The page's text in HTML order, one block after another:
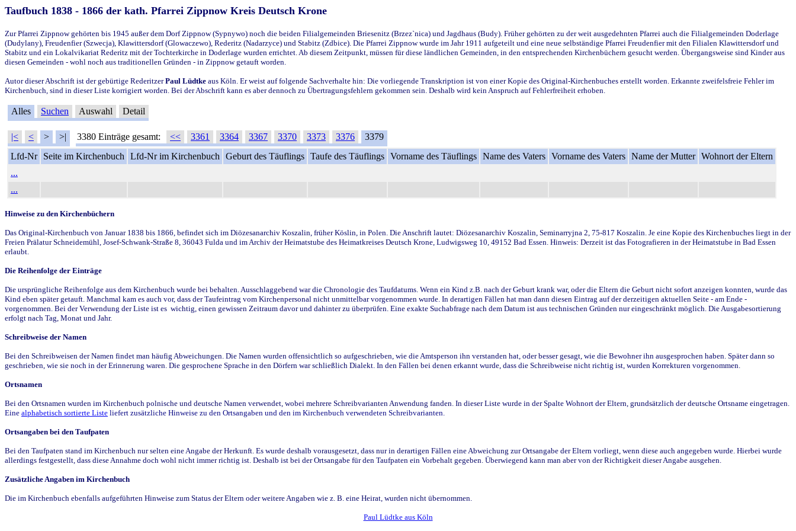
Taufbuch 1838 - 1866 der kath. Pfarrei Zippnow Kreis Deutsch Krone
Zur Pfarrei Zippnow gehörten bis 1945 außer dem Dorf Zippnow (Sypnywo) noch die beiden Filialgemeinden Briesenitz (Brzez`nica) und Jagdhaus (Budy). Früher gehörten zu der weit ausgedehnten Pfarrei auch die Filialgemeinden Doderlage
(Dudylany), Freudenfier (Szwecja), Klawittersdorf (Glowaczewo), Rederitz (Nadarzyce) und Stabitz (Zdbice). Die Pfarrei Zippnow wurde im Jahr 1911 aufgeteilt und eine neue selbständige Pfarrei Freudenfier mit den Filialen Klawittersdorf und
Stabitz und ein Lokalvikariat Rederitz mit der Tochterkirche in Doderlage wurden errichtet. Ab diesem Zeitpunkt, müssen für diese ländlichen Gemeinden, in den entsprechenden Kirchenbüchern gesucht werden. Übergangsweise sind Kinder aus
diesen Gemeinden - wohl noch aus traditionellen Gründen - in Zippnow getauft worden.
Autor dieser Abschrift ist der gebürtige RederitzerPaul Lüdtke aus Köln. Er weist auf folgende Sachverhalte hin: Die vorliegende Transkription ist von einer Kopie des Original-Kirchenbuches erstellt worden. Erkannte zweifelsfreie Fehler im
Kirchenbuch, sind in dieser Liste korrigiert worden. Bei der Abschrift kann es aber dennoch zu Übertragungsfehlern gekommen sein. Deshalb wird kein Anspruch auf Fehlerfreiheit erhoben.
Alles Suchen Auswahl Detail
|< < > >| 3380 Einträge gesamt: << 3361 3364 3367 3370 3373 3376
3379
Lfd-Nr
Seite im Kirchenbuch Lfd-Nr im Kirchenbuch Geburt des Täuflings Taufe des Täuflings Vorname des Täuflings Name des Vaters Vorname des Vaters Name der Mutter Wohnort der Eltern
...
...
Hinweise zu den Kirchenbüchern
Das Original-Kirchenbuch von Januar 1838 bis 1866, befindet sich im Diözesanarchiv Koszalin, früher Köslin, in Polen. Die Anschrift lautet: Diözesanarchiv Koszalin, Seminarryjna 2, 75-817 Koszalin. Je eine Kopie des Kirchenbuches liegt in der
Freien Prälatur Schneidemühl, Josef-Schwank-Straße 8, 36043 Fulda und im Archiv der Heimatstube des Heimatkreises Deutsch Krone, Ludwigsweg 10, 49152 Bad Essen. Hinweis: Derzeit ist das Fotografieren in der Heimatstube in Bad Essen
erlaubt.
Die Reihenfolge der Einträge
Die ursprüngliche Reihenfolge aus dem Kirchenbuch wurde bei behalten. Ausschlaggebend war die Chronologie des Taufdatums. Wenn ein Kind z.B. nach der Geburt krank war, oder die Eltern die Geburt nicht sofort anzeigen konnten, wurde das
Kind eben später getauft. Manchmal kam es auch vor, dass der Taufeintrag vom Kirchenpersonal nicht unmittelbar vorgenommen wurde. In derartigen Fällen hat man dann diesen Eintrag auf der derzeitigen aktuellen Seite - am Ende -
vorgenommen. Bei der Verwendung der Liste ist es wichtig, einen gewissen Zeitraum davor und dahinter zu überprüfen. Eine exakte Suchabfrage nach dem Datum ist aus technischen Gründen nur eingeschränkt möglich. Die Ausgabesortierung
erfolgt nach Tag, Monat und Jahr.
Schreibweise der Namen
Bei den Schreibweisen der Namen findet man häufig Abweichungen. Die Namen wurden offensichtlich so aufgeschrieben, wie die Amtsperson ihn verstanden hat, oder besser gesagt, wie die Bewohner ihn ausgesprochen haben. Später dann so
geschrieben, wie sie noch in der Erinnerung waren. Die gesprochene Sprache in den Dörfern war schließlich Dialekt. In den Fällen bei denen erkannt wurde, dass die Schreibweise nicht richtig ist, wurden Korrekturen vorgenommen.
Ortsnamen
Bei den Ortsnamen wurden im Kirchenbuch polnische und deutsche Namen verwendet, wobei mehrere Schreibvarianten Anwendung fanden. In dieser Liste wurde in der Spalte Wohnort der Eltern, grundsätzlich der deutsche Ortsname eingetragen.
Eine alphabetisch sortierte Liste liefert zusätzliche Hinweise zu den Ortsangaben und den im Kirchenbuch verwendeten Schreibvarianten.
Ortsangaben bei den Taufpaten
Bei den Taufpaten stand im Kirchenbuch nur selten eine Angabe der Herkunft. Es wurde deshalb vorausgesetzt, dass nur in derartigen Fällen eine Abweichung zur Ortsangabe der Eltern vorliegt, wenn diese auch angegeben wurde. Hierbei wurde
allerdings festgestellt, dass diese Annahme doch wohl nicht immer richtig ist. Deshalb ist bei der Ortsangabe für den Taufpaten ein Vorbehalt gegeben. Überwiegend kann man aber von der Richtigkeit dieser Angabe ausgehen.
Zusätzliche Angaben im Kirchenbuch
Die im Kirchenbuch ebenfalls aufgeführten Hinweise zum Status der Eltern oder weitere Angaben wie z. B. eine Heirat, wurden nicht übernommen.
Paul Lüdtke aus Köln